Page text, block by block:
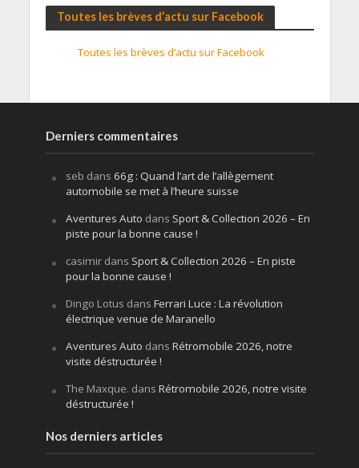
Toutes les brèves d’actu sur Facebook
Toutes les brèves d’actu sur Facebook
Derniers commentaires
seb dans 66g : Quand l’art de l’allègement
automobile se met à l’heure suisse
Aventures Auto dans Sport & Collection 2026 – En
piste pour la bonne cause !
casimirdans Sport & Collection 2026 – En piste
pour la bonne cause !
Dingo Lotus dans Ferrari Luce : La révolution
électrique venue de Maranello
Aventures Auto dans Rétromobile 2026, notre
visite déstructurée !
The Maxque. dans Rétromobile 2026, notre visite
déstructurée !
Nos derniers articles